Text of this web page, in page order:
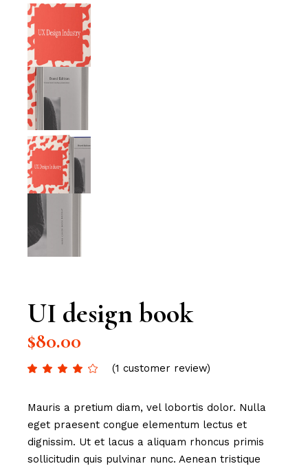
UI design book
$80.00
(1 customer review)
Mauris a pretium diam, vel lobortis dolor. Nulla
eget praesent congue elementum lectus et
dignissim. Ut et lacus a aliquam rhoncus primis
sollicitudin quis pulvinar nunc. Aenean tristique